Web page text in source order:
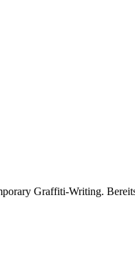
Graffiti-Writing.